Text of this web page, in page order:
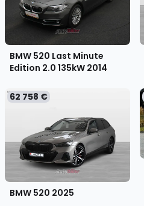
BMW 520 Last Minute
Edition 2.0 135kW 2014
62 758 €
BMW 520 2025